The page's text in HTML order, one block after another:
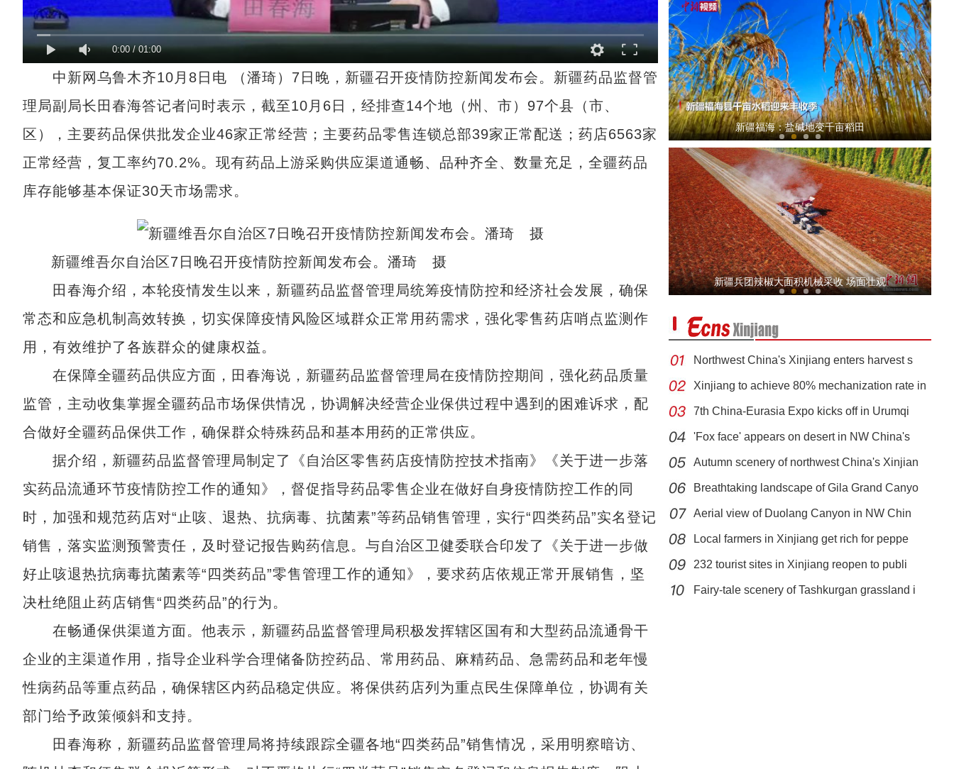
0:00/01:00
中新网乌鲁木齐10月8日电 （潘琦）7日晚，新疆召开疫情防控新闻发布会。新疆药品监督管
理局副局长田春海答记者问时表示，截至10月6日，经排查14个地（州、市）97个县（市、
区），主要药品保供批发企业46家正常经营；主要药品零售连锁总部39家正常配送；药店6563家
正常经营，复工率约70.2%。现有药品上游采购供应渠道通畅、品种齐全、数量充足，全疆药品
库存能够基本保证30天市场需求。
新疆维吾尔自治区7日晚召开疫情防控新闻发布会。潘琦 摄
田春海介绍，本轮疫情发生以来，新疆药品监督管理局统筹疫情防控和经济社会发展，确保
常态和应急机制高效转换，切实保障疫情风险区域群众正常用药需求，强化零售药店哨点监测作
用，有效维护了各族群众的健康权益。
在保障全疆药品供应方面，田春海说，新疆药品监督管理局在疫情防控期间，强化药品质量
监管，主动收集掌握全疆药品市场保供情况，协调解决经营企业保供过程中遇到的困难诉求，配
合做好全疆药品保供工作，确保群众特殊药品和基本用药的正常供应。
据介绍，新疆药品监督管理局制定了《自治区零售药店疫情防控技术指南》《关于进一步落
实药品流通环节疫情防控工作的通知》，督促指导药品零售企业在做好自身疫情防控工作的同
时，加强和规范药店对“止咳、退热、抗病毒、抗菌素”等药品销售管理，实行“四类药品”实名登记
销售，落实监测预警责任，及时登记报告购药信息。与自治区卫健委联合印发了《关于进一步做
好止咳退热抗病毒抗菌素等“四类药品”零售管理工作的通知》，要求药店依规正常开展销售，坚
决杜绝阻止药店销售“四类药品”的行为。
在畅通保供渠道方面。他表示，新疆药品监督管理局积极发挥辖区国有和大型药品流通骨干
企业的主渠道作用，指导企业科学合理储备防控药品、常用药品、麻精药品、急需药品和老年慢
性病药品等重点药品，确保辖区内药品稳定供应。将保供药店列为重点民生保障单位，协调有关
部门给予政策倾斜和支持。
田春海称，新疆药品监督管理局将持续跟踪全疆各地“四类药品”销售情况，采用明察暗访、
新疆福海：盐碱地变千亩稻田
新疆北部：乌希里克湿地冰花“盛开”
新疆实行“四类”药品实名登记销售
新疆兵团辣椒大面积机械采收 场面壮观
Northwest China's Xinjiang enters harvest s
Xinjiang to achieve 80% mechanization rate in
7th China-Eurasia Expo kicks off in Urumqi
'Fox face' appears on desert in NW China's
Autumn scenery of northwest China's Xinjian
Breathtaking landscape of Gila Grand Canyo
Aerial view of Duolang Canyon in NW Chin
Local farmers in Xinjiang get rich for peppe
232 tourist sites in Xinjiang reopen to publi
Fairy-tale scenery of Tashkurgan grassland i